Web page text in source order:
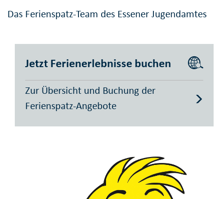
Das Ferienspatz-Team des Essener Jugendamtes
Jetzt Ferienerlebnisse buchen
Zur Übersicht und Buchung der
Ferienspatz-Angebote